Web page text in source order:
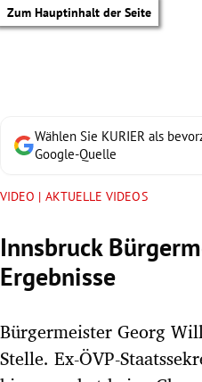
Zum Hauptinhalt der Seite
Untermenü
Wählen Sie KURIER als
Google-Quelle
VIDEO | AKTUELLE VIDEOS
Innsbruck
Ergebnisse
Bürgermeister Georg
Stelle. Ex-ÖVP-